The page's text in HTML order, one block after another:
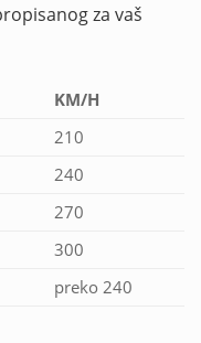
za vaš
KM/H
210
240
270
300
preko 240